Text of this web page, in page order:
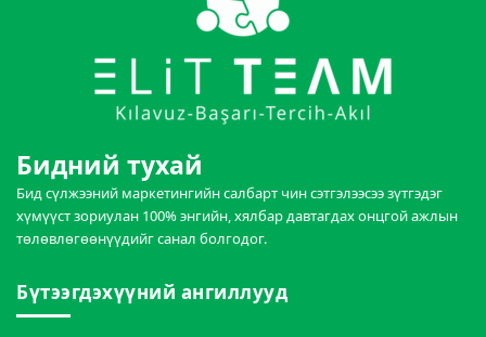
Бидний тухай
Бид сүлжээний маркетингийн салбарт чин сэтгэлээсээ зүтгэдэг
хүмүүст зориулан 100% энгийн, хялбар давтагдах онцгой ажлын
төлөвлөгөөнүүдийг санал болгодог.
Бүтээгдэхүүний ангиллууд